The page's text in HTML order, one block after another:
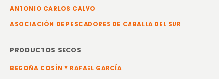
ANTONIO CARLOS CALVO
ASOCIACIÓN DE PESCADORES DE CABALLA DEL SUR
PRODUCTOS SECOS
BEGOÑA COSÍN Y RAFAEL GARCÍA